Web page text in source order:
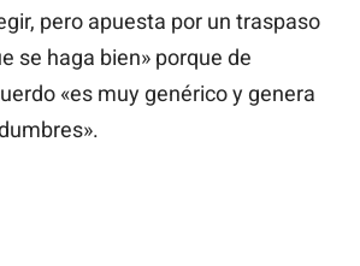
pero apuesta por un traspaso
se haga bien» porque de
«es muy genérico y genera